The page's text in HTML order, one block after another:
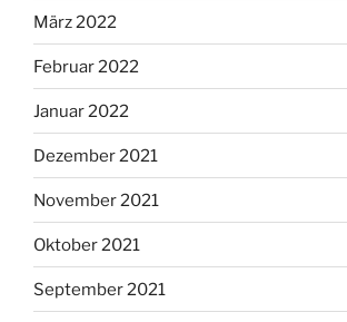
März 2022
Februar 2022
Januar 2022
Dezember 2021
November 2021
Oktober 2021
September 2021